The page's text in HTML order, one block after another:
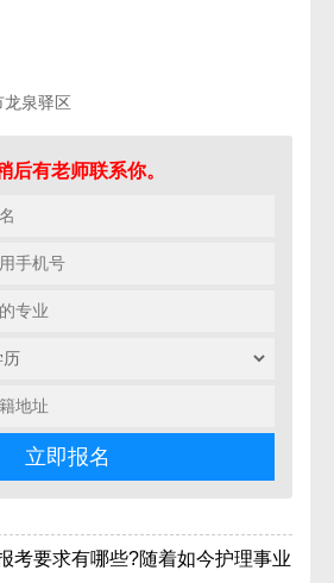
泉驿区
后有老师联系你。
考要求有哪些?随着如今护理事业